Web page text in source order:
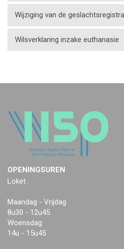
Wijziging van de
Wilsverklaring inzake euthanasie
OPENINGSUREN
Loket :
Maandag - Vrijdag
8u30 - 12u45
Woensdag
14u - 15u45